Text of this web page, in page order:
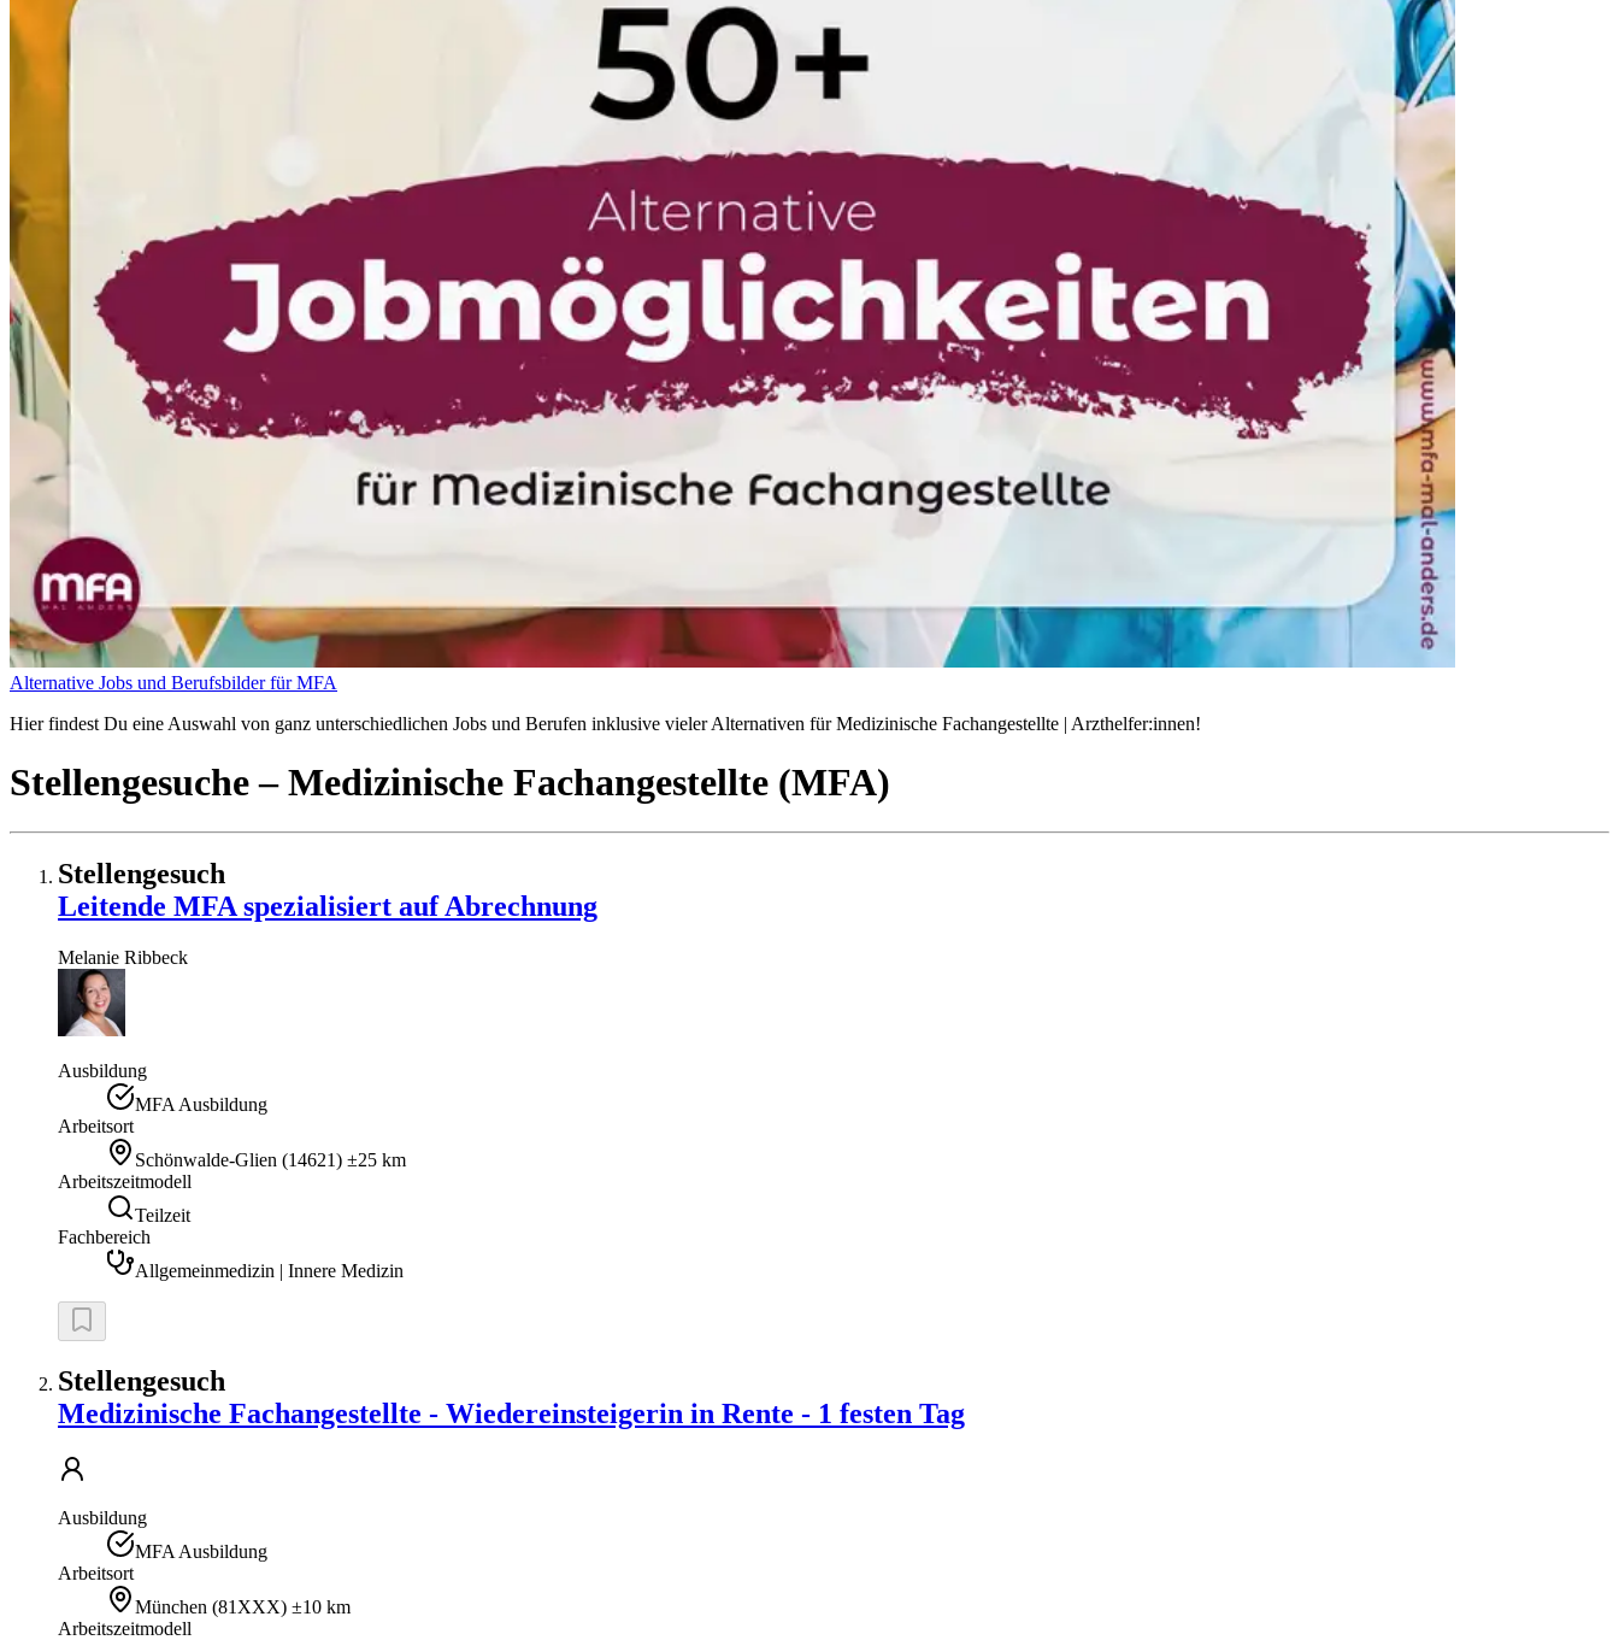
Alternative Jobs und Berufsbilder für MFA
Hier findest Du eine Auswahl von ganz unterschiedlichen Jobs und Berufen inklusive vieler Alternativen für Medizinische Fachangestellte | Arzthelfer:innen!
Stellengesuche– Medizinische Fachangestellte (MFA)
Stellengesuch
Leitende MFA spezialisiert auf Abrechnung
Melanie Ribbeck
Ausbildung
MFA Ausbildung
Arbeitsort
Schönwalde-Glien (14621) ±25 km
Arbeitszeitmodell
Teilzeit
Fachbereich
Allgemeinmedizin | Innere Medizin
Stellengesuch
Medizinische Fachangestellte - Wiedereinsteigerin in Rente - 1 festen Tag
Ausbildung
MFA Ausbildung
Arbeitsort
München (81XXX) ±10 km
Arbeitszeitmodell